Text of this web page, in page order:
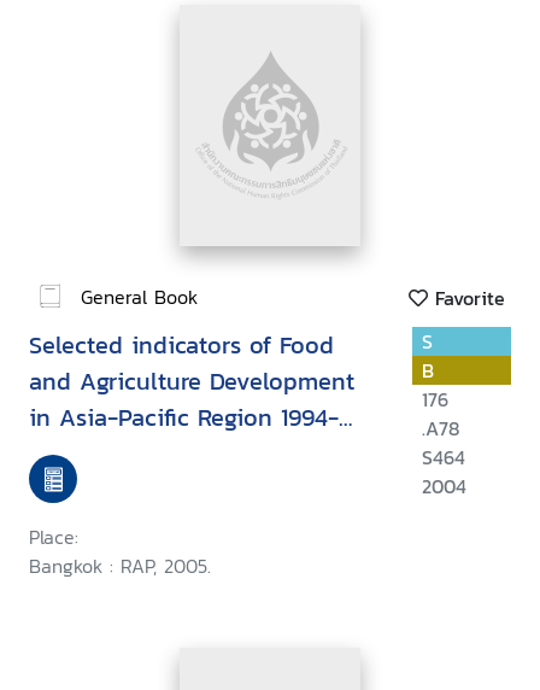
General Book Favorite
Selected indicators of Food
and Agriculture Development
in Asia-Pacific Region 1994-
2004
Place:
Bangkok : RAP, 2005.
S
B
176
.A78
S464
2004